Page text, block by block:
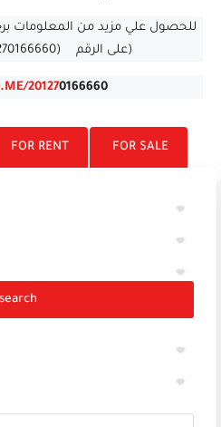
للحصول علي مزيد من المعلومات
على الرقم (01270166660-011202481116)
201270166660
FOR RENT FOR SALE
search